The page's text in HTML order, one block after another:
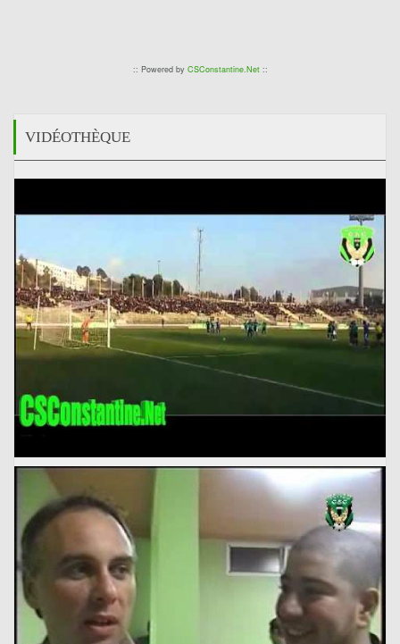
:: Powered by CSConstantine.Net::
VIDÉOTHÈQUE